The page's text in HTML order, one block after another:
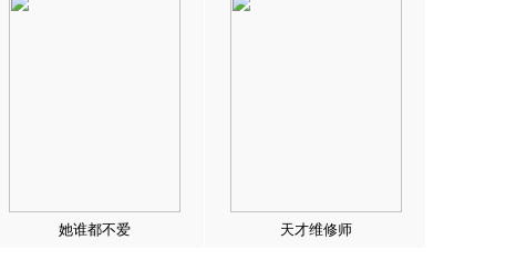
她谁都不爱 天才维修师